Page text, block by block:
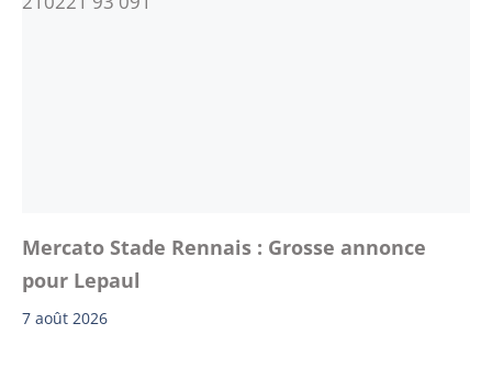
Mercato Stade Rennais : Grosse annonce
pour Lepaul
7 août 2026